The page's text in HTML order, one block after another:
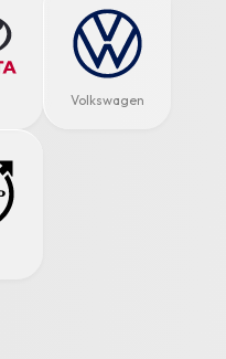
Volkswagen